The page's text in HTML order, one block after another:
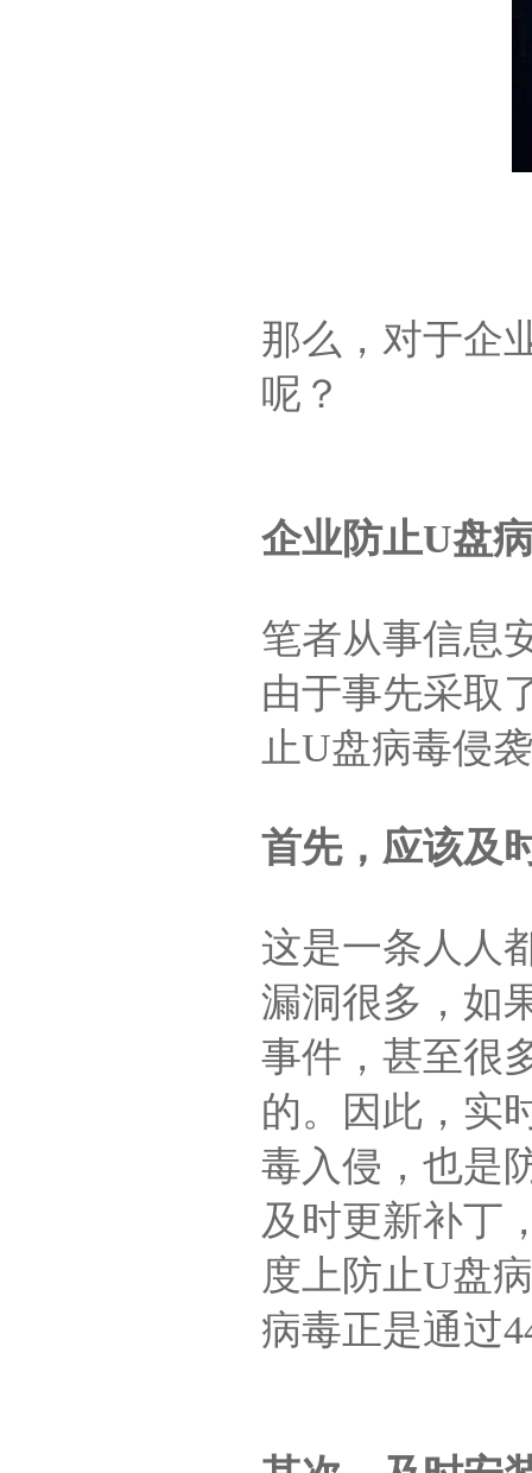
那么，对于企
呢？
企业防止U盘
笔者从事信息
由于事先采取
止U盘病毒侵
首先，应该及
这是一条人人
漏洞很多，如
事件，甚至很
的。因此，实
毒入侵，也是
及时更新补丁
度上防止U盘
病毒正是通过